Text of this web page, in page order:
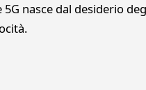
nasce dal desiderio